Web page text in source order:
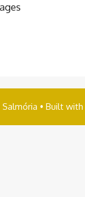
• Built with